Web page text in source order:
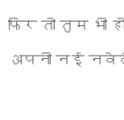
फिर तो तुम भी
अपनी नई